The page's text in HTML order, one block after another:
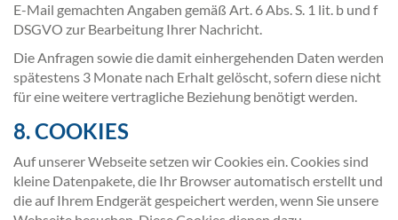
E-Mail gemachten Angaben gemäß Art. 6 Abs. S. 1 lit. b und f
DSGVO zur Bearbeitung Ihrer Nachricht.
Die Anfragen sowie die damit einhergehenden Daten werden
spätestens 3 Monate nach Erhalt gelöscht, sofern diese nicht
für eine weitere vertragliche Beziehung benötigt werden.
8. COOKIES
Auf unserer Webseite setzen wir Cookies ein. Cookies sind
kleine Datenpakete, die Ihr Browser automatisch erstellt und
die auf Ihrem Endgerät gespeichert werden, wenn Sie unsere